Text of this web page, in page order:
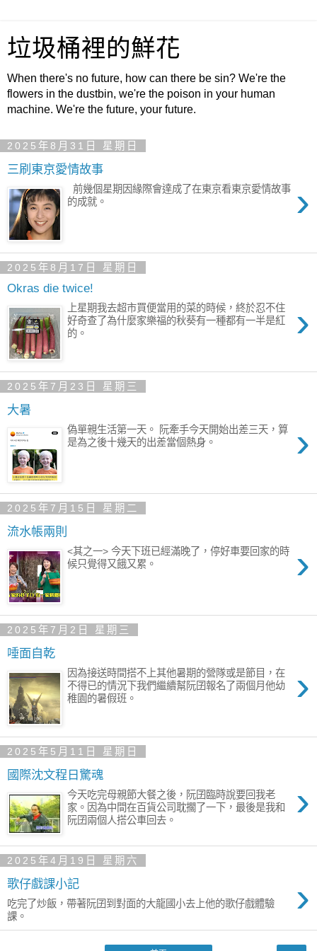
垃圾桶裡的鮮花
When there's no future, how can there be sin? We're the
flowers in the dustbin, we're the poison in your human
machine. We're the future, your future.
2025年8月31日 星期日
三刷東京愛情故事
›
前幾個星期因緣際會達成了在東京看東京愛情故事
的成就。
2025年8月17日 星期日
Okras die twice!
›
上星期我去超市買便當用的菜的時候，終於忍不住
好奇查了為什麼家樂福的秋葵有一種都有一半是紅
的。
2025年7月23日 星期三
大暑
›
偽單親生活第一天。 阮牽手今天開始出差三天，算
是為之後十幾天的出差當個熱身。
2025年7月15日 星期二
流水帳兩則
›
<其之一> 今天下班已經滿晚了，停好車要回家的時
候只覺得又餓又累。
2025年7月2日 星期三
唾面自乾
›
因為接送時間搭不上其他暑期的營隊或是節目，在
不得已的情況下我們繼續幫阮囝報名了兩個月他幼
稚園的暑假班。
2025年5月11日 星期日
國際沈文程日驚魂
›
今天吃完母親節大餐之後，阮囝臨時說要回我老
家。因為中間在百貨公司耽擱了一下，最後是我和
阮囝兩個人搭公車回去。
2025年4月19日 星期六
歌仔戲課小記 ›
吃完了炒飯，帶著阮囝到對面的大龍國小去上他的歌仔戲體驗
課。